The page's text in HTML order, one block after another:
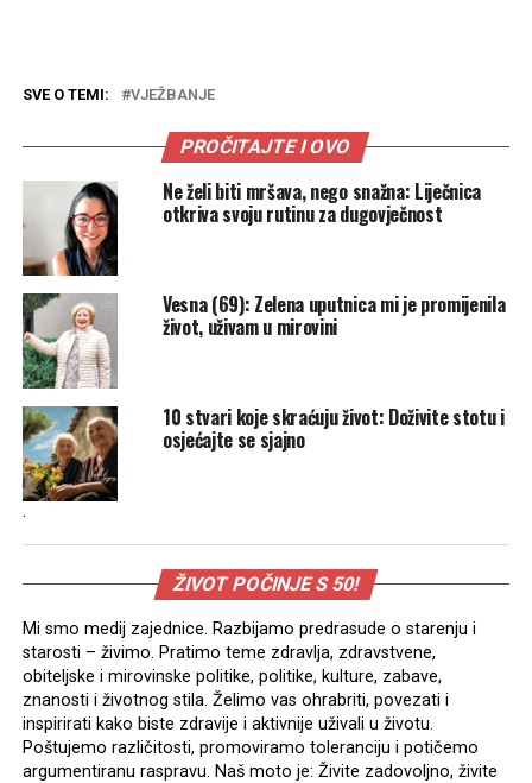
SVE O TEMI: VJEŽBANJE
PROČITAJTE I OVO
Ne želi biti mršava, nego snažna: Liječnica
otkriva svoju rutinu za dugovječnost
Vesna (69): Zelena uputnica mi je promijenila
život, uživam u mirovini
10 stvari koje skraćuju život: Doživite stotu i
osjećajte se sjajno
.
ŽIVOT POČINJE S 50!
Mi smo medij zajednice. Razbijamo predrasude o starenju i
starosti – živimo. Pratimo teme zdravlja, zdravstvene,
obiteljske i mirovinske politike, politike, kulture, zabave,
znanosti i životnog stila. Želimo vas ohrabriti, povezati i
inspirirati kako biste zdravije i aktivnije uživali u životu.
Poštujemo različitosti, promoviramo toleranciju i potičemo
argumentiranu raspravu. Naš moto je: Živite zadovoljno, živite